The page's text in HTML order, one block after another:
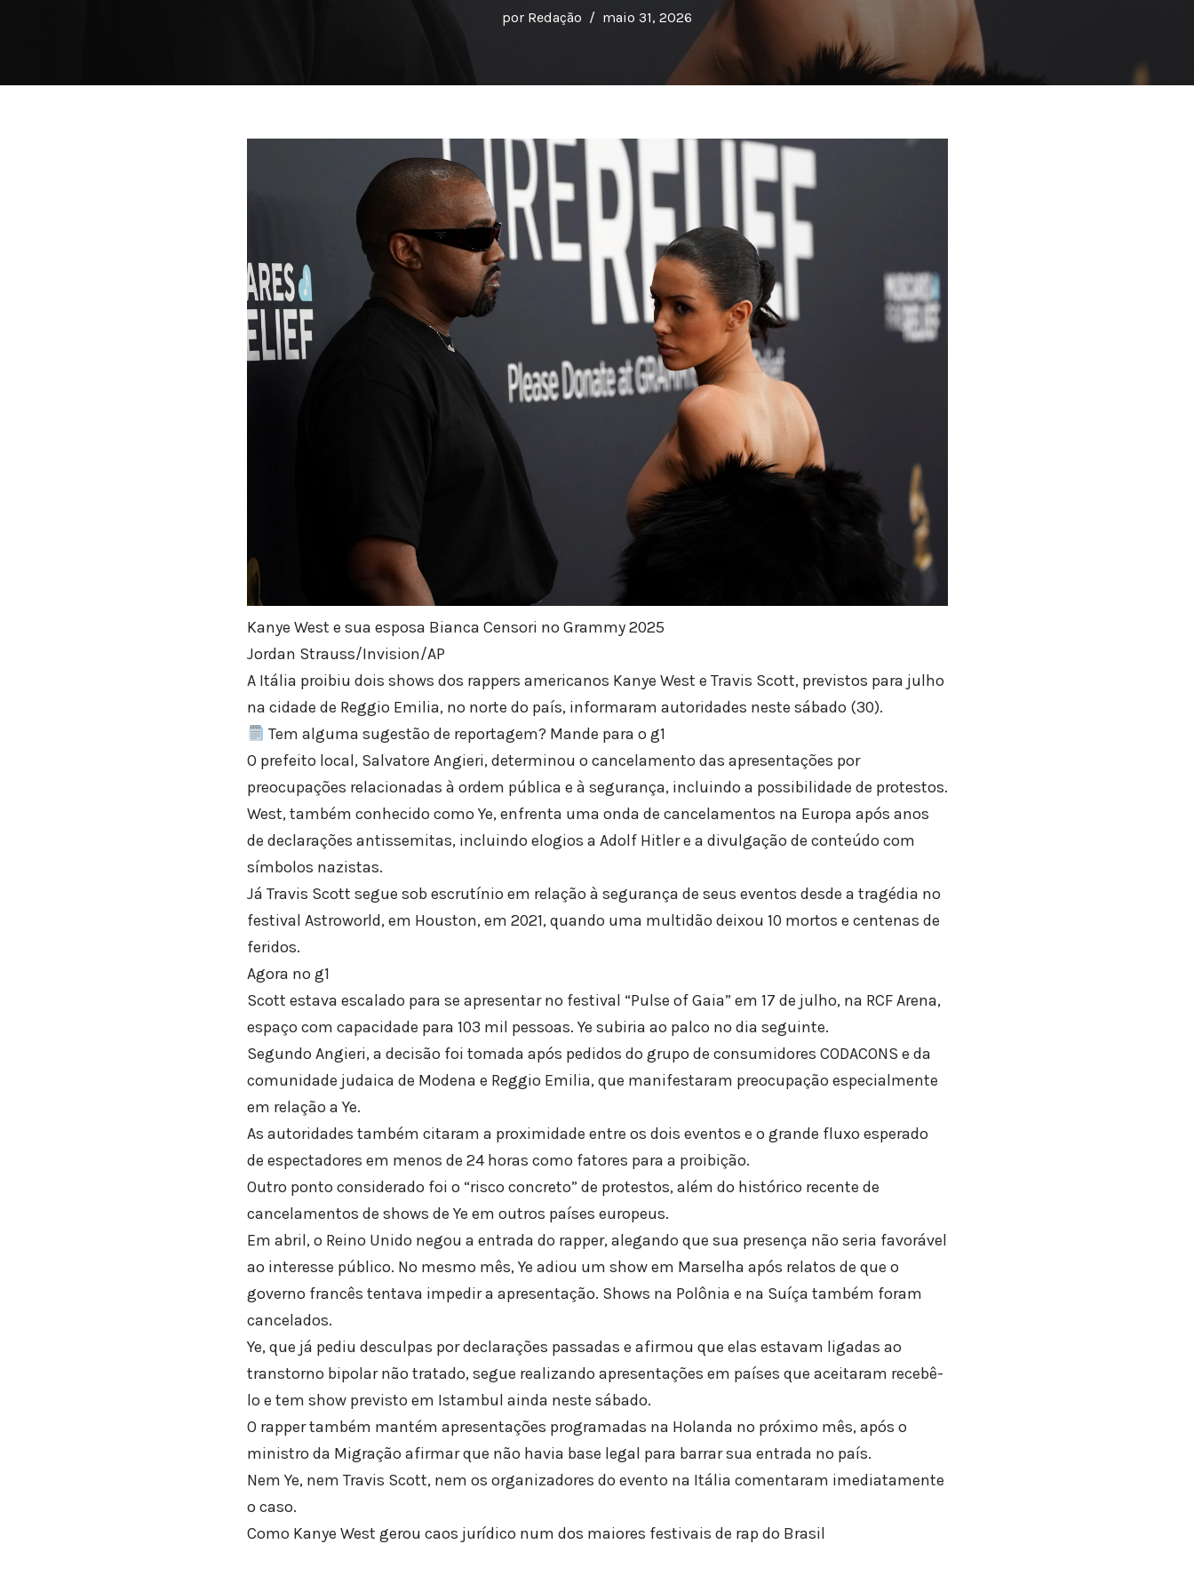
por Redação maio 31, 2026
Kanye West e sua esposa Bianca Censori no Grammy 2025
Jordan Strauss/Invision/AP
A Itália proibiu dois shows dos rappers americanos Kanye West e Travis Scott, previstos para julho
na cidade de Reggio Emilia, no norte do país, informaram autoridades neste sábado (30).
Tem alguma sugestão de reportagem? Mande para o g1
O prefeito local, Salvatore Angieri, determinou o cancelamento das apresentações por
preocupações relacionadas à ordem pública e à segurança, incluindo a possibilidade de protestos.
West, também conhecido como Ye, enfrenta uma onda de cancelamentos na Europa após anos
de declarações antissemitas, incluindo elogios a Adolf Hitler e a divulgação de conteúdo com
símbolos nazistas.
Já Travis Scott segue sob escrutínio em relação à segurança de seus eventos desde a tragédia no
festival Astroworld, em Houston, em 2021, quando uma multidão deixou 10 mortos e centenas de
feridos.
Agora no g1
Scott estava escalado para se apresentar no festival “Pulse of Gaia” em 17 de julho, na RCF Arena,
espaço com capacidade para 103 mil pessoas. Ye subiria ao palco no dia seguinte.
Segundo Angieri, a decisão foi tomada após pedidos do grupo de consumidores CODACONS e da
comunidade judaica de Modena e Reggio Emilia, que manifestaram preocupação especialmente
em relação a Ye.
As autoridades também citaram a proximidade entre os dois eventos e o grande fluxo esperado
de espectadores em menos de 24 horas como fatores para a proibição.
Outro ponto considerado foi o “risco concreto” de protestos, além do histórico recente de
cancelamentos de shows de Ye em outros países europeus.
Em abril, o Reino Unido negou a entrada do rapper, alegando que sua presença não seria favorável
ao interesse público. No mesmo mês, Ye adiou um show em Marselha após relatos de que o
governo francês tentava impedir a apresentação. Shows na Polônia e na Suíça também foram
cancelados.
Ye, que já pediu desculpas por declarações passadas e afirmou que elas estavam ligadas ao
transtorno bipolar não tratado, segue realizando apresentações em países que aceitaram recebê-
lo e tem show previsto em Istambul ainda neste sábado.
O rapper também mantém apresentações programadas na Holanda no próximo mês, após o
ministro da Migração afirmar que não havia base legal para barrar sua entrada no país.
Nem Ye, nem Travis Scott, nem os organizadores do evento na Itália comentaram imediatamente
o caso.
Como Kanye West gerou caos jurídico num dos maiores festivais de rap do Brasil